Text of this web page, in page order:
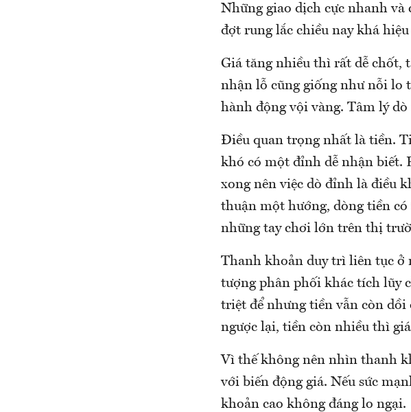
Những giao dịch cực nhanh và
đợt rung lắc chiều nay khá hiệu
Giá tăng nhiều thì rất dễ chốt,
nhận lỗ cũng giống như nỗi lo
hành động vội vàng. Tâm lý
Điều quan trọng nhất là tiền.
khó có một đỉnh dễ nhận biết.
xong nên việc dò đỉnh là điều
thuận một hướng, dòng tiền
những tay chơi lớn trên thị
Thanh khoản duy trì liên tục ở
tượng phân phối khác tích lũy
triệt để nhưng tiền vẫn còn
ngược lại, tiền còn nhiều thì
Vì thế không nên nhìn thanh
với biến động giá. Nếu sức
khoản cao không đáng lo ngại.